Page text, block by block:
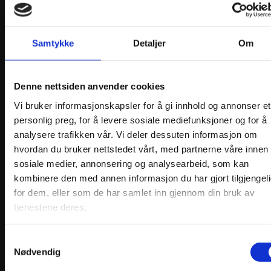
Samtykke Detaljer Om
Denne nettsiden anvender cookies
Vi bruker informasjonskapsler for å gi innhold og annonser et
personlig preg, for å levere sosiale mediefunksjoner og for å
analysere trafikken vår. Vi deler dessuten informasjon om
hvordan du bruker nettstedet vårt, med partnerne våre innen
sosiale medier, annonsering og analysearbeid, som kan
kombinere den med annen informasjon du har gjort
for dem, eller som de har samlet inn gjennom din bruk av
tjenestene deres.
Nødvendig
Materialpakke Bunadshårbånd – 5
350,00
Legg i handlekurv